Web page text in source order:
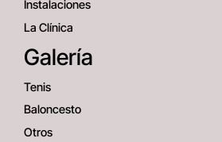
Instalaciones
La Clínica
Galería
Tenis
Baloncesto
Otros